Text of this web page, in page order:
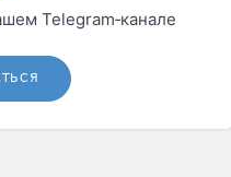
Telegram‑канале